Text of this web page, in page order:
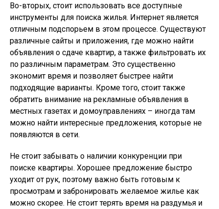
Во-вторых, стоит использовать все доступные
инструменты для поиска жилья. Интернет является
отличным подспорьем в этом процессе. Существуют
различные сайты и приложения, где можно найти
объявления о сдаче квартир, а также фильтровать их
по различным параметрам. Это существенно
экономит время и позволяет быстрее найти
подходящие варианты. Кроме того, стоит также
обратить внимание на рекламные объявления в
местных газетах и домоуправлениях – иногда там
можно найти интересные предложения, которые не
появляются в сети.
Не стоит забывать о наличии конкуренции при
поиске квартиры. Хорошее предложение быстро
уходит от рук, поэтому важно быть готовым к
просмотрам и забронировать желаемое жилье как
можно скорее. Не стоит терять время на раздумья и